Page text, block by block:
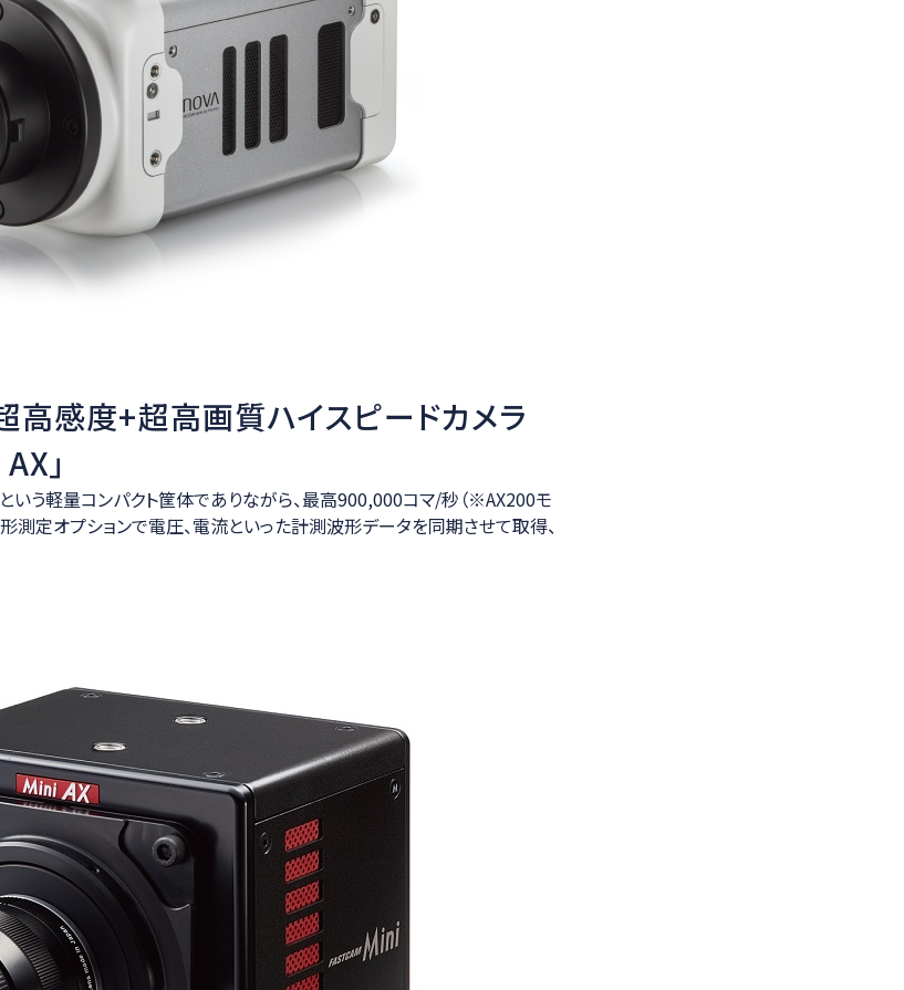
高感度+超高画質ハイスピードカメラ
」
う軽量コンパクト筐体でありながら、最高900,000コマ/秒（※AX200モ
測定オプションで電圧、電流といった計測波形データを同期させて取得、